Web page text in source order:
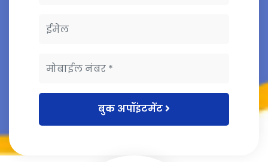
बुक अपॉइंटमेंट